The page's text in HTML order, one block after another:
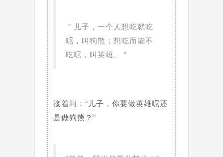
＂儿子，一个人想吃就吃
呢，叫狗熊；想吃而能不
吃呢，叫英雄。＂
接着问：“儿子，你要做英雄呢还
是做狗熊？”